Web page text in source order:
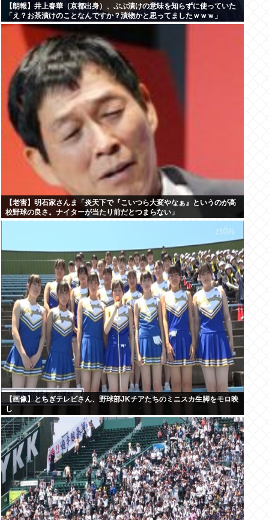
【朗報】井上春華（京都出身）、ぶぶ漬けの意味を知らずに使っていた
「え？お茶漬けのことなんですか？漬物かと思ってましたｗｗｗ」
【老害】明石家さんま「炎天下で『こいつら大変やなぁ』というのが高
校野球の良さ。ナイターが当たり前だとつまらない」
【画像】とちぎテレビさん、野球部JKチアたちのミニスカ生脚をモロ映
し